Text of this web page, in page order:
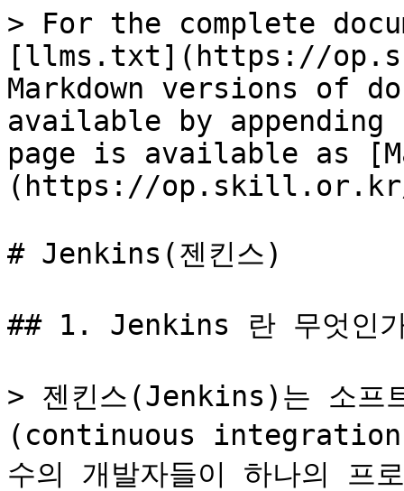
> For the complete
[llms.txt](https://
Markdown versions of
available by
page is available as
(https://
# Jenkins(젠킨스)
## 1. Jenkins 란 무엇인
> 젠킨스(Jenkins)는 소프
(continuous integration)
수의 개발자들이 하나의 프